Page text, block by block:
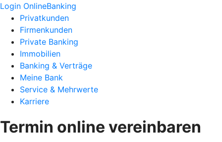
Login OnlineBanking
Privatkunden
Firmenkunden
Private Banking
Immobilien
Banking & Verträge
Meine Bank
Service & Mehrwerte
Karriere
Termin online vereinbaren